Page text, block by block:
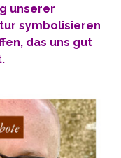
unserer
symbolisieren
das uns gut